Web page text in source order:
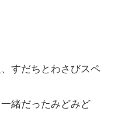
すだちとわさびスペ
緒だったみどみど